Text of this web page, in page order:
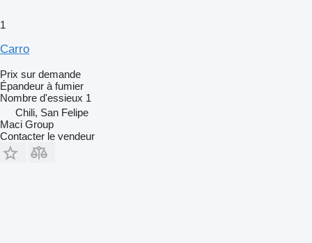
1
Carro
Prix sur demande
Épandeur à fumier
Nombre d'essieux 1
Chili, San Felipe
Maci Group
Contacter le vendeur